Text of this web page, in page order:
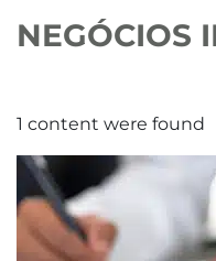
1 content were found